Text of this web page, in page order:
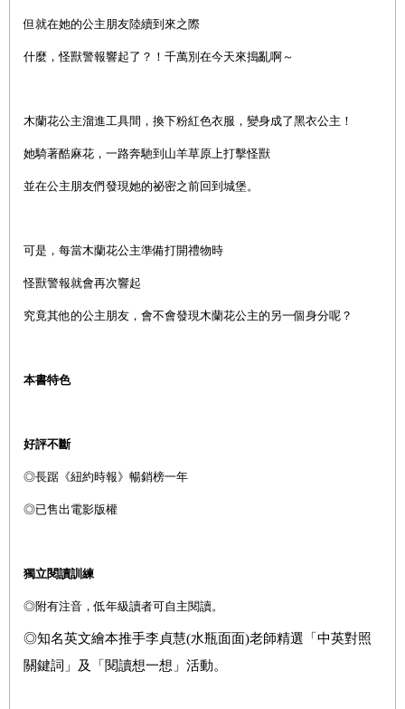
但就在她的公主朋友陸續到來之際
什麼，怪獸警報響起了？！千萬別在今天來搗亂啊～
木蘭花公主溜進工具間，換下粉紅色衣服，變身成了黑衣公主！
她騎著酷麻花，一路奔馳到山羊草原上打擊怪獸
並在公主朋友們發現她的祕密之前回到城堡。
可是，每當木蘭花公主準備打開禮物時
怪獸警報就會再次響起
究竟其他的公主朋友，會不會發現木蘭花公主的另一個身分呢？
本書特色
好評不斷
◎長踞《紐約時報》暢銷榜一年
◎已售出電影版權
獨立閱讀訓練
◎附有注音，低年級讀者可自主閱讀。
◎知名英文繪本推手李貞慧(水瓶面面)老師精選「中英對照
關鍵詞」及「閱讀想一想」活動。